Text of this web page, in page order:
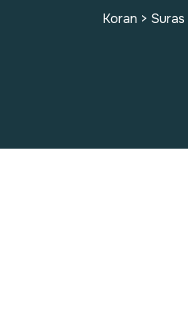
Koran > Suras